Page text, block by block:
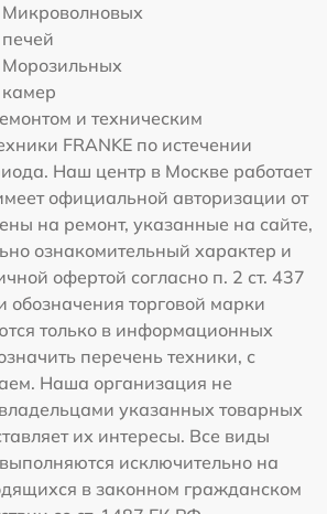
Микроволновых
печей
Морозильных
камер
и техническим
FRANKE по истечении
Наш центр в Москве работает
официальной авторизации от
на ремонт, указанные на сайте,
ознакомительный характер и
офертой согласно п. 2 ст. 437
торговой марки
только в информационных
перечень техники, с
Наша организация не
указанных товарных
их интересы. Все виды
исключительно на
в законном гражданском